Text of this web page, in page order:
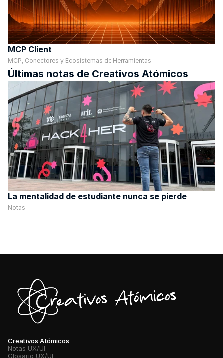
MCP Client
MCP, Conectores y Ecosistemas de Herramientas
Últimas notas de Creativos Atómicos
La mentalidad de estudiante nunca se pierde
Notas
Creativos Atómicos
Notas UX/UI
Glosario UX/UI